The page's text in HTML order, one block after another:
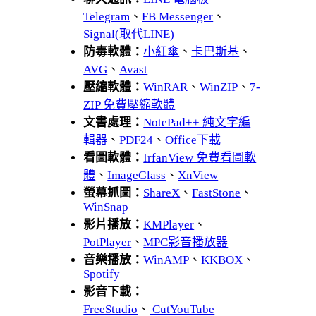
Telegram 、FB Messenger 、
Signal(取代LINE)
防毒軟體：小紅傘 、卡巴斯基 、
AVG 、 Avast
壓縮軟體：WinRAR 、WinZIP 、 7-
ZIP 免費壓縮軟體
文書處理：NotePad++ 純文字編
輯器 、PDF24 、Office下載
看圖軟體：IrfanView 免費看圖軟
體 、ImageGlass 、 XnView
螢幕抓圖： ShareX 、FastStone 、
WinSnap
影片播放：KMPlayer 、
PotPlayer 、MPC影音播放器
音樂播放：WinAMP 、KKBOX 、
Spotify
影音下載：
FreeStudio 、 CutYouTube